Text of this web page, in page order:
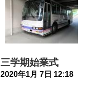
中庭改修工
2016年9月 7日
平成２９年度
2016年7月21日
三学期始業式
2020年1月 7日 12:18